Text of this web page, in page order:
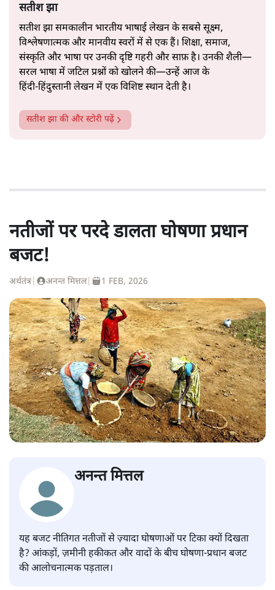
सतीश झा
सतीश झा समकालीन भारतीय भाषाई लेखन के सबसे सूक्ष्म,
विश्लेषणात्मक और मानवीय स्वरों में से एक हैं। शिक्षा, समाज,
संस्कृति और भाषा पर उनकी दृष्टि गहरी और साफ़ है। उनकी शैली—
सरल भाषा में जटिल प्रश्नों को खोलने की—उन्हें आज के
हिंदी‑हिंदुस्तानी लेखन में एक विशिष्ट स्थान देती है।
सतीश झा की और स्टोरी पढ़ें
नतीजों पर परदे डालता घोषणा प्रधान
बजट!
अर्थतंत्र अनन्त मित्तल| 1 FEB, 2026
अनन्त मित्तल
यह बजट नीतिगत नतीजों से ज़्यादा घोषणाओं पर टिका क्यों दिखता
है? आंकड़ों, ज़मीनी हकीकत और वादों के बीच घोषणा-प्रधान बजट
की आलोचनात्मक पड़ताल।